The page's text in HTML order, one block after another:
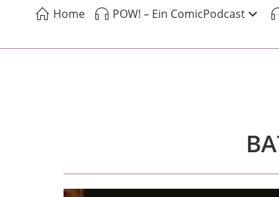
Home POW! – Ein ComicPodcast